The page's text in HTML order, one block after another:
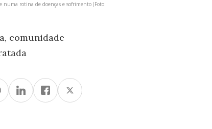
rotina de doenças e sofrimento (Foto:
comunidade